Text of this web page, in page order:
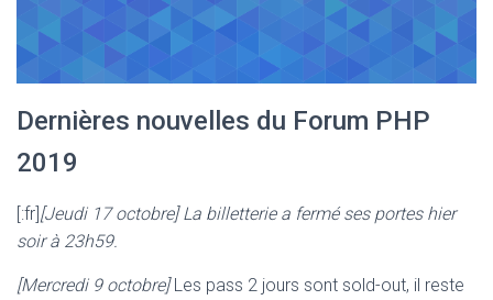
Dernières nouvelles du Forum PHP
2019
[:fr][Jeudi 17 octobre] La billetterie a fermé ses portes hier
soir à 23h59.
[Mercredi 9 octobre]Les pass 2 jours sont sold-out, il reste